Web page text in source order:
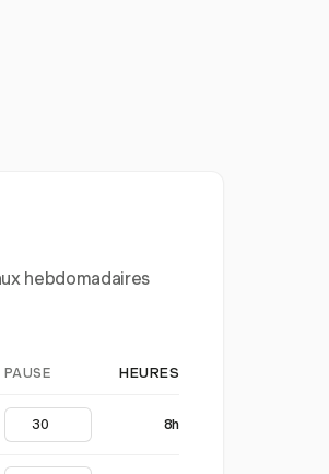
hebdomadaires
PAUSE HEURES
8h